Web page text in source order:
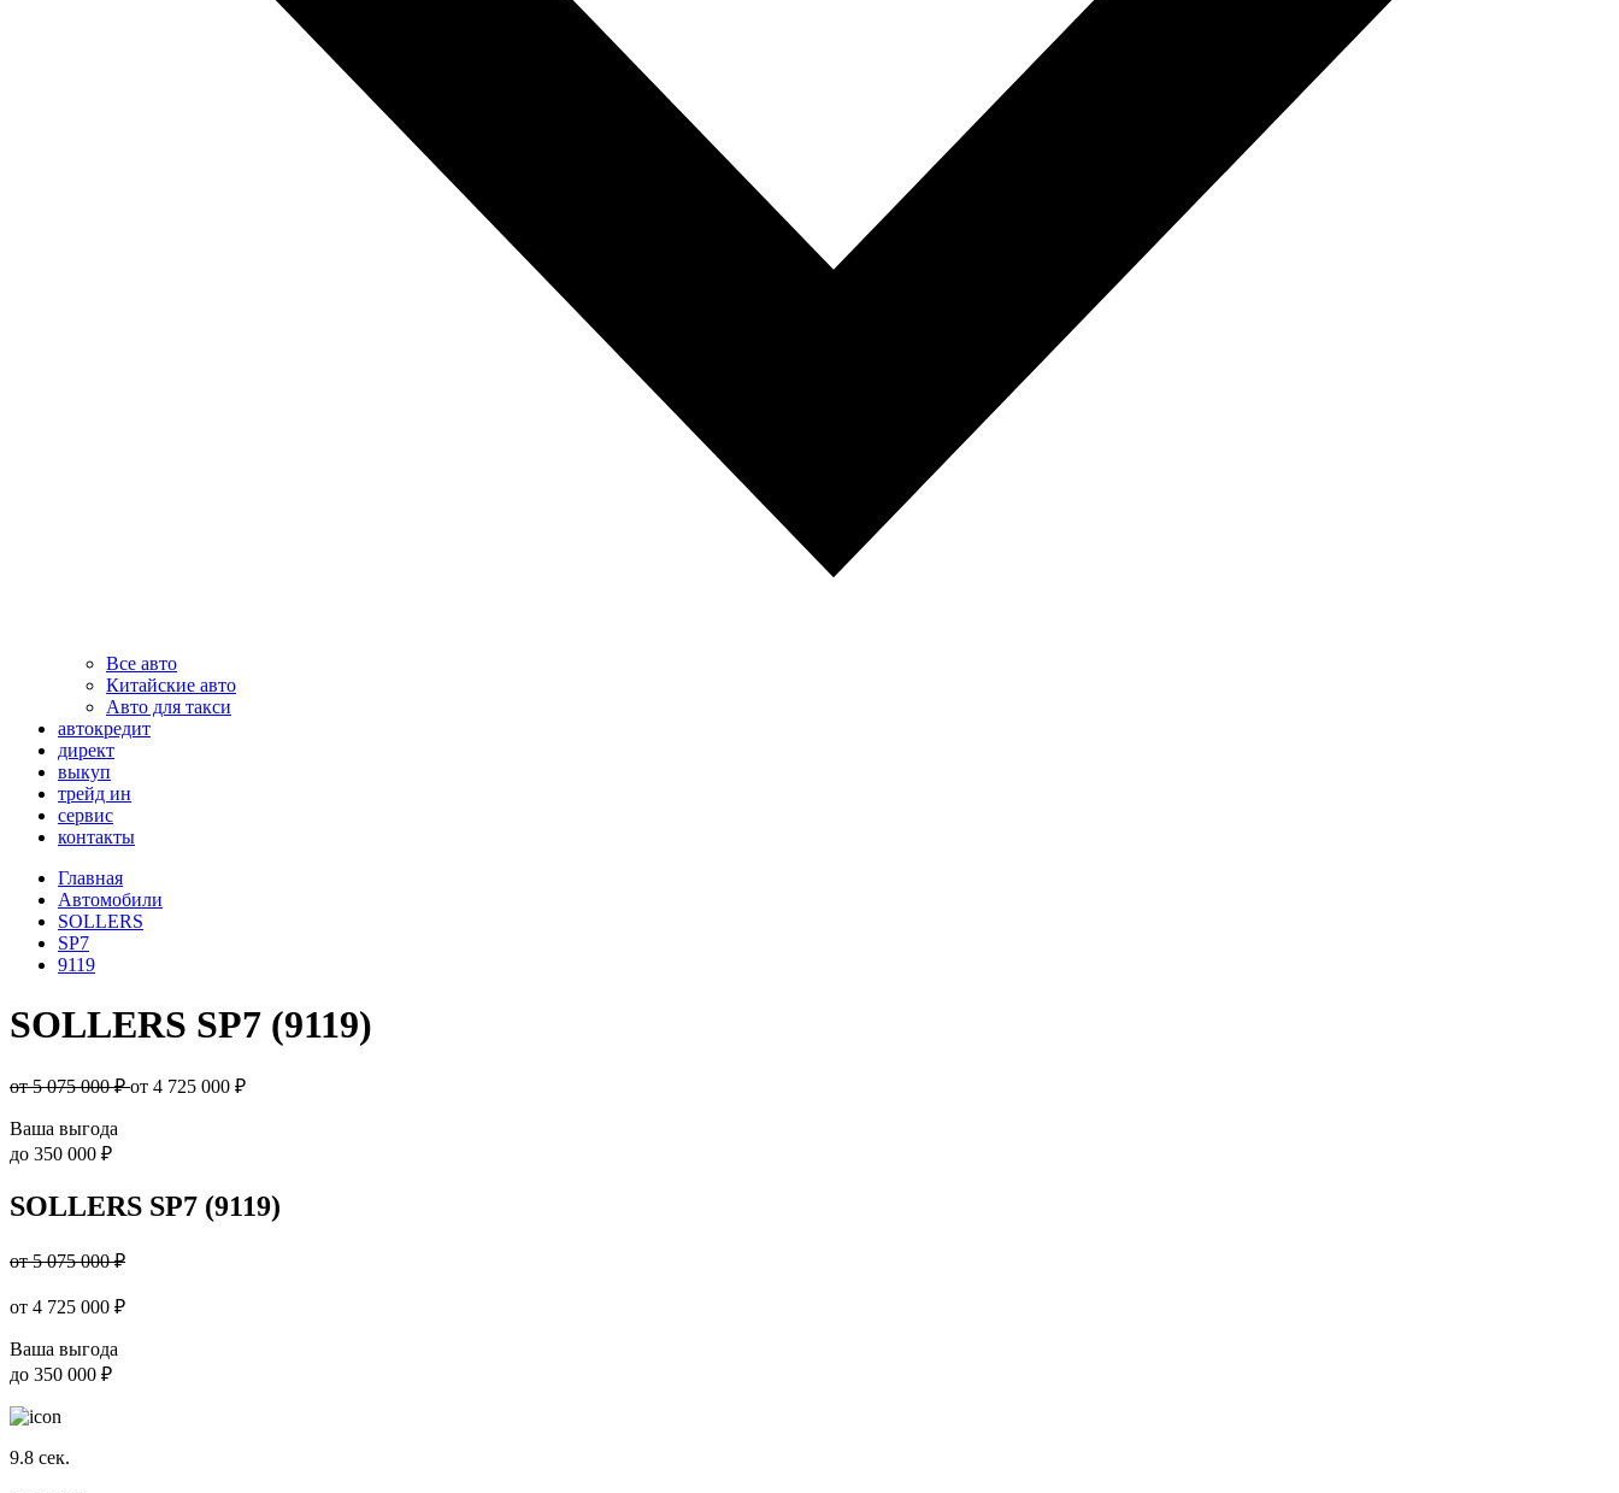
Все авто
Китайские авто
Авто для такси
автокредит
директ
выкуп
трейд ин
сервис
контакты
Главная
Автомобили
SOLLERS
SP7
9119
SOLLERS SP7 (9119)
от 5 075 000 ₽от 4 725 000 ₽
Ваша выгода
до 350 000 ₽
SOLLERS SP7 (9119)
от 5 075 000 ₽
от 4 725 000 ₽
Ваша выгода
до 350 000 ₽
9.8 сек.